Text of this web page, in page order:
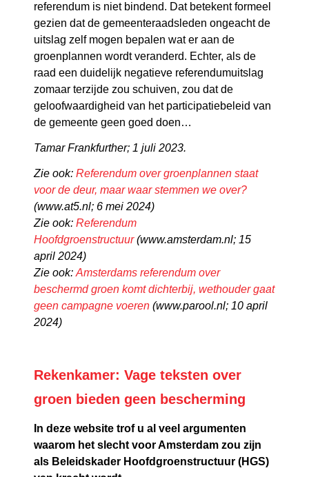
referendum is niet bindend. Dat betekent formeel
gezien dat de gemeenteraadsleden ongeacht de
uitslag zelf mogen bepalen wat er aan de
groenplannen wordt veranderd. Echter, als de
raad een duidelijk negatieve referendumuitslag
zomaar terzijde zou schuiven, zou dat de
geloofwaardigheid van het participatiebeleid van
de gemeente geen goed doen…
Tamar Frankfurther; 1 juli 2023.
Zie ook:Referendum over groenplannen staat
voor de deur, maar waar stemmen we over?
(www.at5.nl; 6 mei 2024)
Zie ook:Referendum
Hoofdgroenstructuur(www.amsterdam.nl; 15
april 2024)
Zie ook:Amsterdams referendum over
beschermd groen komt dichterbij, wethouder gaat
geen campagne voeren (www.parool.nl; 10 april
2024)
Rekenkamer: Vage teksten over
groen bieden geen bescherming
In deze website trof u al veel argumenten
waarom het slecht voor Amsterdam zou zijn
als Beleidskader Hoofdgroenstructuur (HGS)